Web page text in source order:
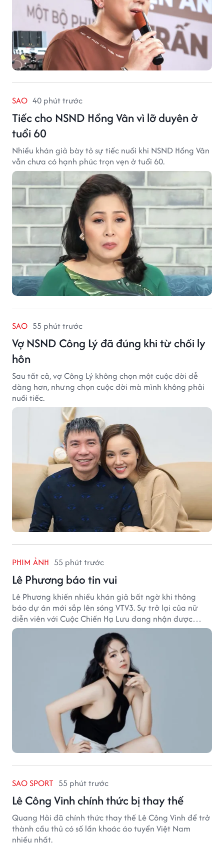
SAO 40 phút trước
Tiếc cho NSND Hồng Vân vì lỡ duyên ở
tuổi 60
Nhiều khán giả bày tỏ sự tiếc nuối khi NSND Hồng Vân
vẫn chưa có hạnh phúc trọn vẹn ở tuổi 60.
SAO 55 phút trước
Vợ NSND Công Lý đã đúng khi từ chối ly
hôn
Sau tất cả, vợ Công Lý không chọn một cuộc đời dễ
dàng hơn, nhưng chọn cuộc đời mà mình không phải
nuối tiếc.
PHIM ẢNH 55 phút trước
Lê Phương báo tin vui
Lê Phương khiến nhiều khán giả bất ngờ khi thông
báo dự án mới sắp lên sóng VTV3. Sự trở lại của nữ
diễn viên với Cuộc Chiến Hạ Lưu đang nhận được
nhiều sự quan tâm.
SAO SPORT 55 phút trước
Lê Công Vinh chính thức bị thay thế
Quang Hải đã chính thức thay thế Lê Công Vinh để trở
thành cầu thủ có số lần khoác áo tuyển Việt Nam
nhiều nhất.